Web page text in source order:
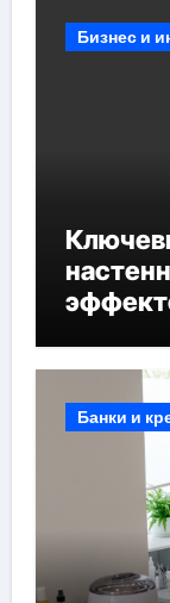
Бизнес и
Банки и